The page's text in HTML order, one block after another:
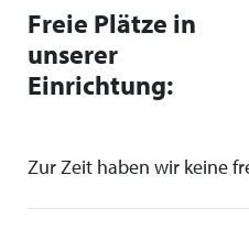
Freie Plätze in
unserer
Einrichtung:
Zur Zeit haben wir keine